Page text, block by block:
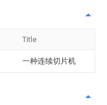
Title
一种连续切片机